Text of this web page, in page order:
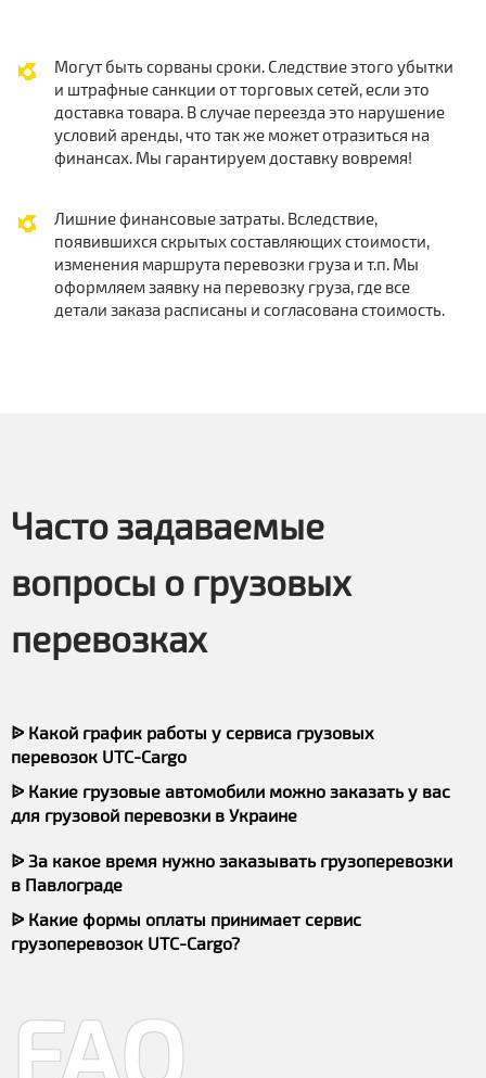
Могут быть сорваны сроки. Следствие этого убытки
и штрафные санкции от торговых сетей, если это
доставка товара. В случае переезда это нарушение
условий аренды, что так же может отразиться на
финансах. Мы гарантируем доставку вовремя!
Лишние финансовые затраты. Вследствие,
появившихся скрытых составляющих стоимости,
изменения маршрута перевозки груза и т.п. Мы
оформляем заявку на перевозку груза, где все
детали заказа расписаны и согласована стоимость.
Часто задаваемые
вопросы о грузовых
перевозках
ᐉ Какой график работы у сервиса грузовых
перевозок UTC-Cargo
ᐉ Какие грузовые автомобили можно заказать у вас
для грузовой перевозки в Украине
ᐉ За какое время нужно заказывать грузоперевозки
в Павлограде
ᐉ Какие формы оплаты принимает сервис
грузоперевозок UTC-Cargo?
FAQ